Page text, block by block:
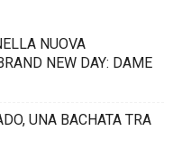
NUOVA
NEW DAY: DAME
UNA BACHATA TRA